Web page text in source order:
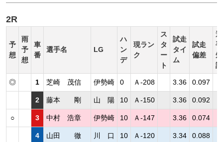
2R
予
想
雨
予
想
車
番
選手名 LG
ハ
ン
デ
現ラン
ク
ス
タ
ー
ト
試走
タイ
ム
試走
偏差
選
手
短
評
◎ 1 芝崎 茂信 伊勢崎 0 Ａ-208 3.36 0.097
2 藤本 剛 山 陽 10 Ａ-150 3.36 0.092
○ 3 中村 浩章 伊勢崎 10 Ａ-147 3.36 0.074
4 山田 徹 川 口 10 Ａ-120 3.34 0.088